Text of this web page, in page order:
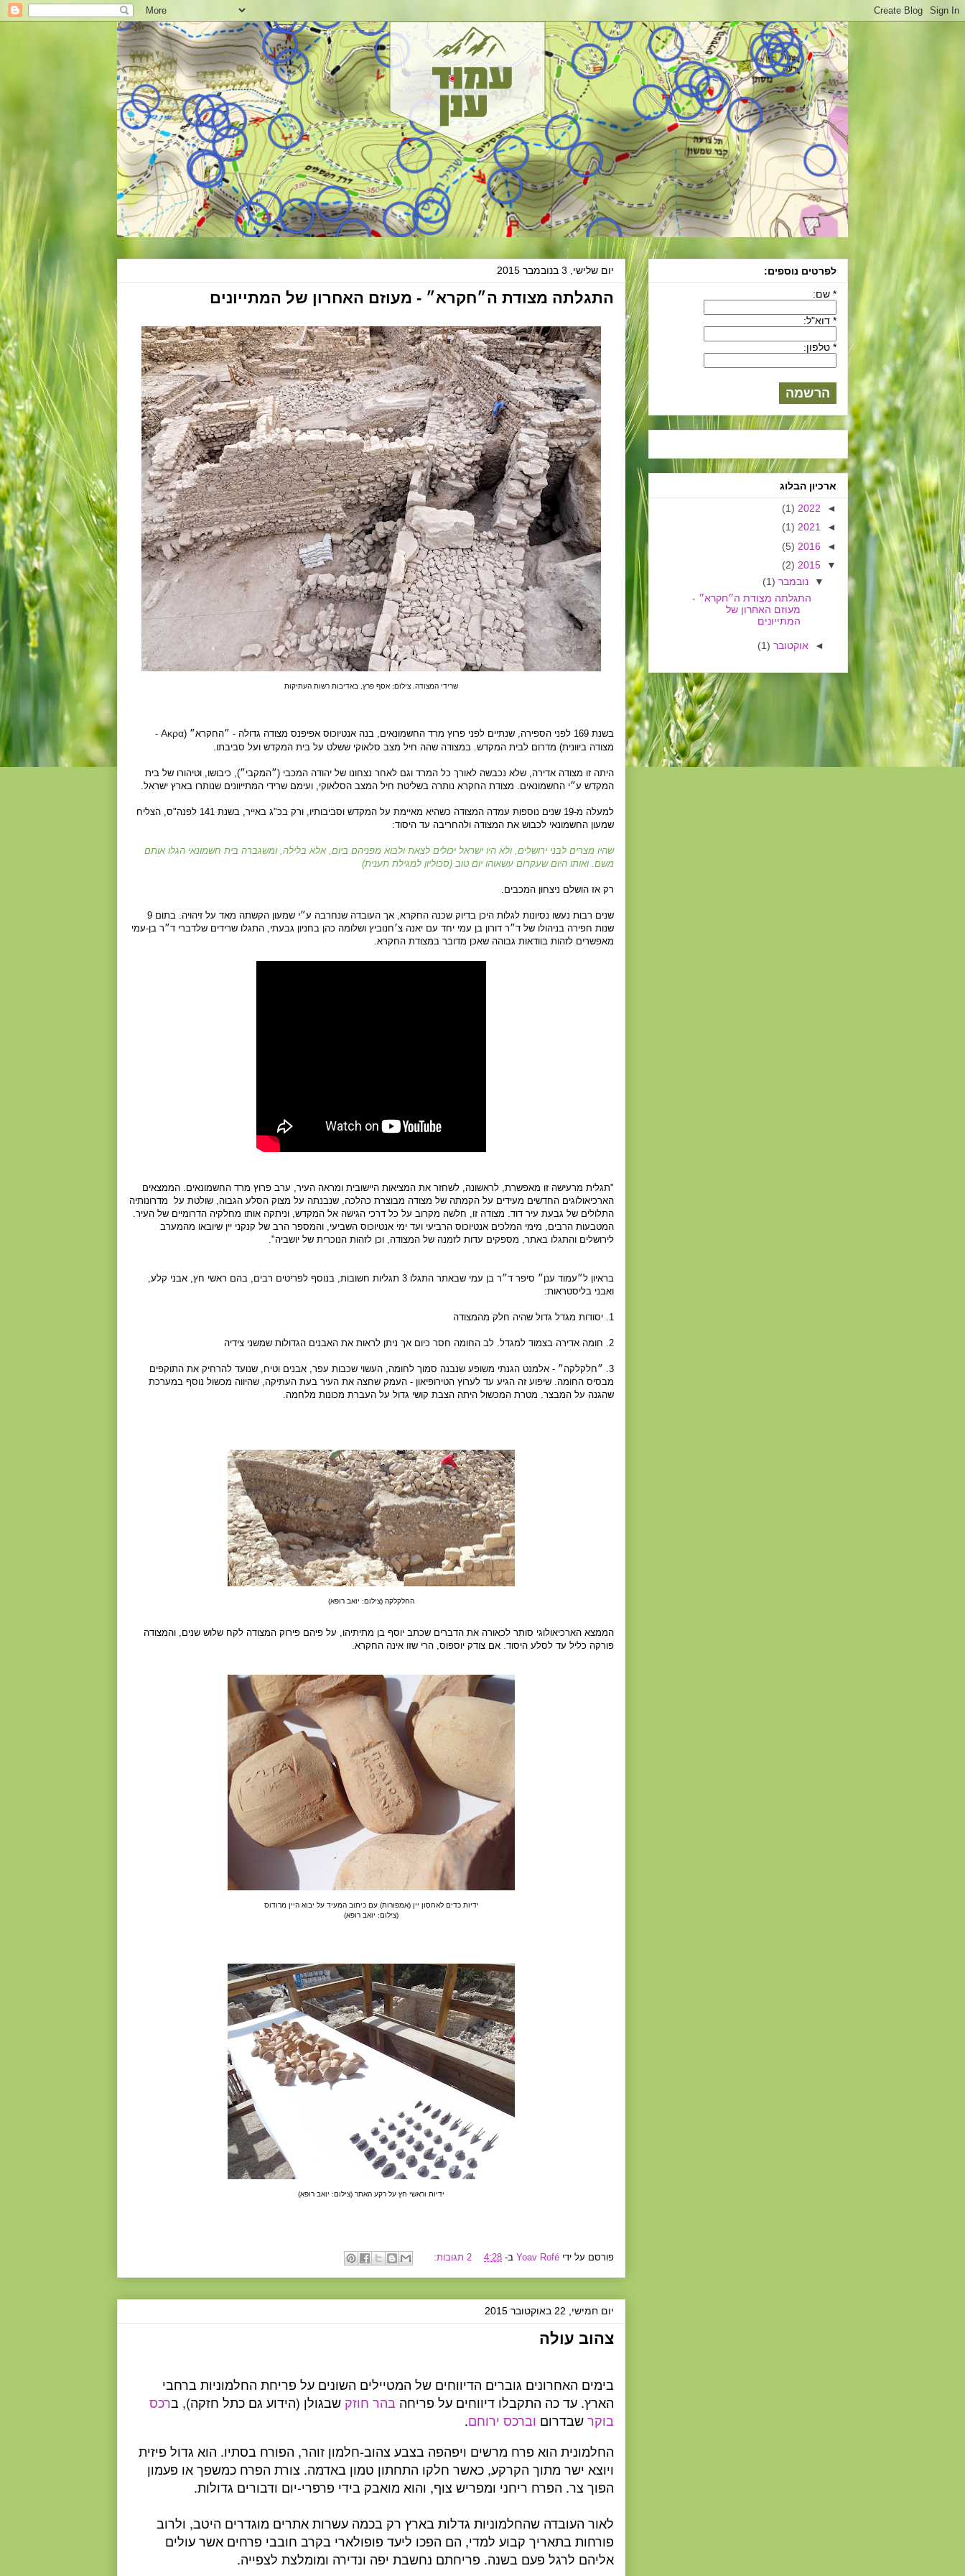
יום שלישי, 3 בנובמבר 2015
התגלתה מצודת ה״חקרא״ - מעוזם האחרון של המתייונים
שרידי המצודה. צילום: אסף פרץ, באדיבות רשות העתיקות
בשנת 169 לפני הספירה, שנתיים לפני פרוץ מרד החשמונאים, בנה אנטיוכוס אפיפנס מצודה גדולה - ״החקרא״ ( Aκρα
-
מצודה ביוונית) מדרום לבית המקדש. במצודה שהה חיל מצב סלאוקי ששלט על בית המקדש ועל סביבתו.
היתה זו מצודה אדירה, שלא נכבשה לאורך כל המרד וגם לאחר נצחונו של יהודה המכבי (״המקבי״), כיבושו, וטיהורו של בית
המקדש ע״י החשמונאים. מצודת החקרא נותרה בשליטת חיל המצב הסלאוקי, ועימם שרידי המתייוונים שנותרו בארץ ישראל.
למעלה מ-19 שנים נוספות עמדה המצודה כשהיא מאיימת על המקדש וסביבותיו, ורק בכ"ג באייר, בשנת 141 לפנה"ס, הצליח
שמעון החשמונאי לכבוש את המצודה ולהחריבה עד היסוד:
שהיו מצרים לבני ירושלים, ולא היו ישראל יכולים לצאת ולבוא מפניהם ביום, אלא בלילה, ומשגברה בית חשמונאי הגלו אותם
משם. ואותו היום שעקרום עשאוהו יום טוב (סכוליון למגילת תענית)
רק אז הושלם ניצחון המכבים.
שנים רבות נעשו נסיונות לגלות היכן בדיוק שכנה החקרא, אך העובדה שנחרבה ע״י שמעון הקשתה מאד על זיהויה. בתום 9
שנות חפירה בניהולו של ד״ר דורון בן עמי יחד עם יאנה צ׳חנוביץ ושלומה כהן בחניון גבעתי, התגלו שרידים שלדברי ד״ר בן-עמי
מאפשרים לזהות בוודאות גבוהה שאכן מדובר במצודת החקרא.
"תגלית מרעישה זו מאפשרת, לראשונה, לשחזר את המציאות היישובית ומראה העיר, ערב פרוץ מרד החשמונאים. הממצאים
הארכיאולוגים החדשים מעידים על הקמתה של מצודה מבוצרת כהלכה, שנבנתה על מצוק הסלע הגבוה, שולטת על מדרונותיה
התלולים של גבעת עיר דוד. מצודה זו, חלשה מקרוב על כל דרכי הגישה אל המקדש, וניתקה אותו מחלקיה הדרומיים של העיר.
המטבעות הרבים, מימי המלכים אנטיוכוס הרביעי ועד ימי אנטיוכוס השביעי, והמספר הרב של קנקני יין שיובאו מהמערב
לירושלים והתגלו באתר, מספקים עדות לזמנה של המצודה, וכן לזהות הנוכרית של יושביה".
בראיון ל״עמוד ענן״ סיפר ד״ר בן עמי שבאתר התגלו 3 תגליות חשובות, בנוסף לפריטים רבים, בהם ראשי חץ, אבני קלע,
ואבני בליסטראות:
1. יסודות מגדל גדול שהיה חלק מהמצודה
2. חומה אדירה בצמוד למגדל. לב החומה חסר כיום אך ניתן לראות את האבנים הגדולות שמשני צידיה
3. ״חלקלקה״ - אלמנט הגנתי משופע שנבנה סמוך לחומה, העשוי שכבות עפר, אבנים וטיח, שנועד להרחיק את התוקפים
מבסיס החומה. שיפוע זה הגיע עד לערוץ הטירופיאון - העמק שחצה את העיר בעת העתיקה, שהיווה מכשול נוסף במערכת
שהגנה על המבצר. מטרת המכשול היתה הצבת קושי גדול על העברת מכונות מלחמה.
החלקלקה (צילום: יואב רופא)
הממצא הארכיאולוגי סותר לכאורה את הדברים שכתב יוסף בן מתיתיהו, על פיהם פירוק המצודה לקח שלוש שנים, והמצודה
פורקה כליל עד לסלע היסוד. אם צודק יוספוס, הרי שזו אינה החקרא.
ידיות כדים לאחסון יין (אמפורות) עם כיתוב המעיד על יבוא היין מרודוס
(צילום: יואב רופא)
ידיות וראשי חץ על רקע האתר (צילום: יואב רופא)
פורסם על ידי Yoav Rofé ב- 4:28 2 תגובות:
יום חמישי, 22 באוקטובר 2015
צהוב עולה
בימים האחרונים גוברים הדיווחים של המטיילים השונים על פריחת החלמוניות ברחבי
הארץ. עד כה התקבלו דיווחים על פריחה בהר חוזק שבגולן (הידוע גם כתל חזקה), ברכס
בוקרשבדרום וברכס ירוחם.
החלמונית הוא פרח מרשים ויפהפה בצבע צהוב-חלמון זוהר, הפורח בסתיו. הוא גדול פיזית
ויוצא ישר מתוך הקרקע, כאשר חלקו התחתון טמון באדמה. צורת הפרח כמשפך או פעמון
הפוך צר. הפרח ריחני ומפריש צוף, והוא מואבק בידי פרפרי-יום ודבורים גדולות.
לאור העובדה שהחלמוניות גדלות בארץ רק בכמה עשרות אתרים מוגדרים היטב, ולרוב
פורחות בתאריך קבוע למדי, הם הפכו ליעד פופולארי בקרב חובבי פרחים אשר עולים
אליהם לרגל פעם בשנה. פריחתם נחשבת יפה ונדירה ומומלצת לצפייה.
לפרטים נוספים:
* שם:
* דוא"ל:
* טלפון:
ארכיון הבלוג
◄
2022
(1)
◄
2021
(1)
◄
2016
(5)
▼
2015
(2)
▼ נובמבר (1)
התגלתה מצודת ה״חקרא״ -
מעוזם האחרון של
המתייונים
◄ אוקטובר (1)